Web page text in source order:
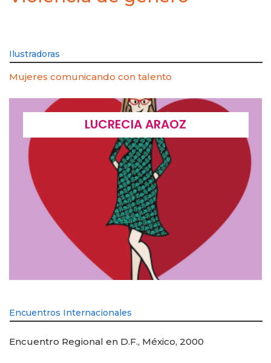
Ilustradoras
Mujeres comunicando con talento
LUCRECIA ARAOZ
Encuentros Internacionales
Encuentro Regional en D.F., México, 2000